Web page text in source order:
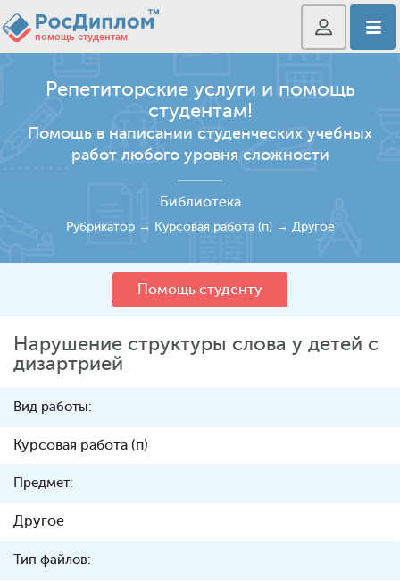
Репетиторские услуги и помощь
студентам!
Помощь в написании студенческих учебных
работ любого уровня сложности
Библиотека
Рубрикатор→ Курсовая работа (п)→ Другое
Помощь студенту
Нарушение структуры слова у детей с
дизартрией
Вид работы:
Курсовая работа (п)
Предмет:
Другое
Тип файлов: